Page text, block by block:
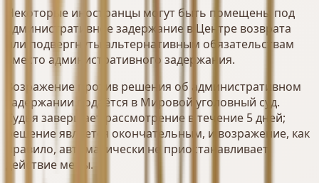
Некоторые иностранцы могут быть помещены под
административное задержание в Центре возврата
или подвергнуты альтернативным обязательствам
вместо административного задержания.
Возражение против решения об административном
задержании подаётся в Мировой уголовный суд.
Судья завершает рассмотрение в течение 5 дней;
решение является окончательным, и возражение, как
правило, автоматически не приостанавливает
действие меры.